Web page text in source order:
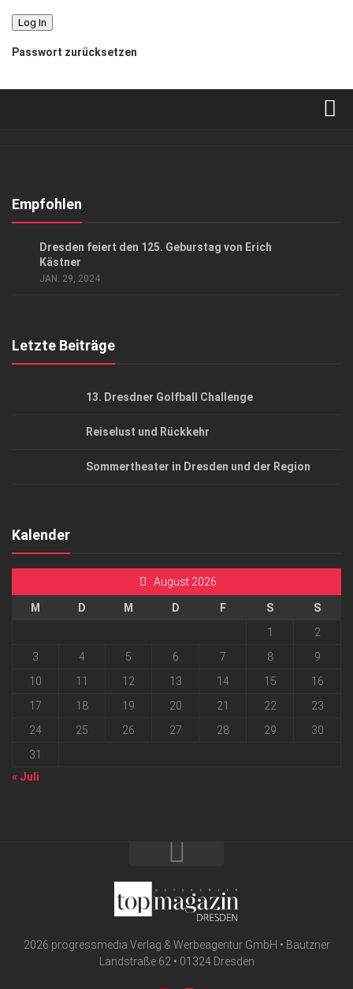
Passwort zurücksetzen
Kontakt, Impressum
Empfohlen
Dresden feiert den 125. Geburstag von Erich
Kästner
JAN. 29, 2024
Letzte Beiträge
13. Dresdner Golfball Challenge
Reiselust und Rückkehr
Sommertheater in Dresden und der Region
Kalender
August 2026
M D M D F S
S
1
2
3
4 5 6 7 8
9
10
11 12 13 14 15
16
17
18 19 20 21 22
23
24
25 26 27 28 29
30
31
« Juli
2026 progressmedia Verlag & Werbeagentur GmbH • Bautzner
Landstraße 62 • 01324 Dresden